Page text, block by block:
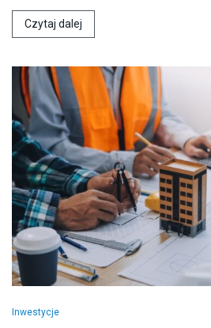
Czytaj dalej
Inwestycje